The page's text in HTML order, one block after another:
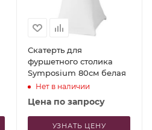
Скатерть для
фуршетного столика
Symposium 80см белая
Нет в наличии
Цена по запросу
УЗНАТЬ ЦЕНУ